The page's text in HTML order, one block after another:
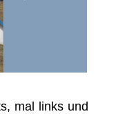
mal links und